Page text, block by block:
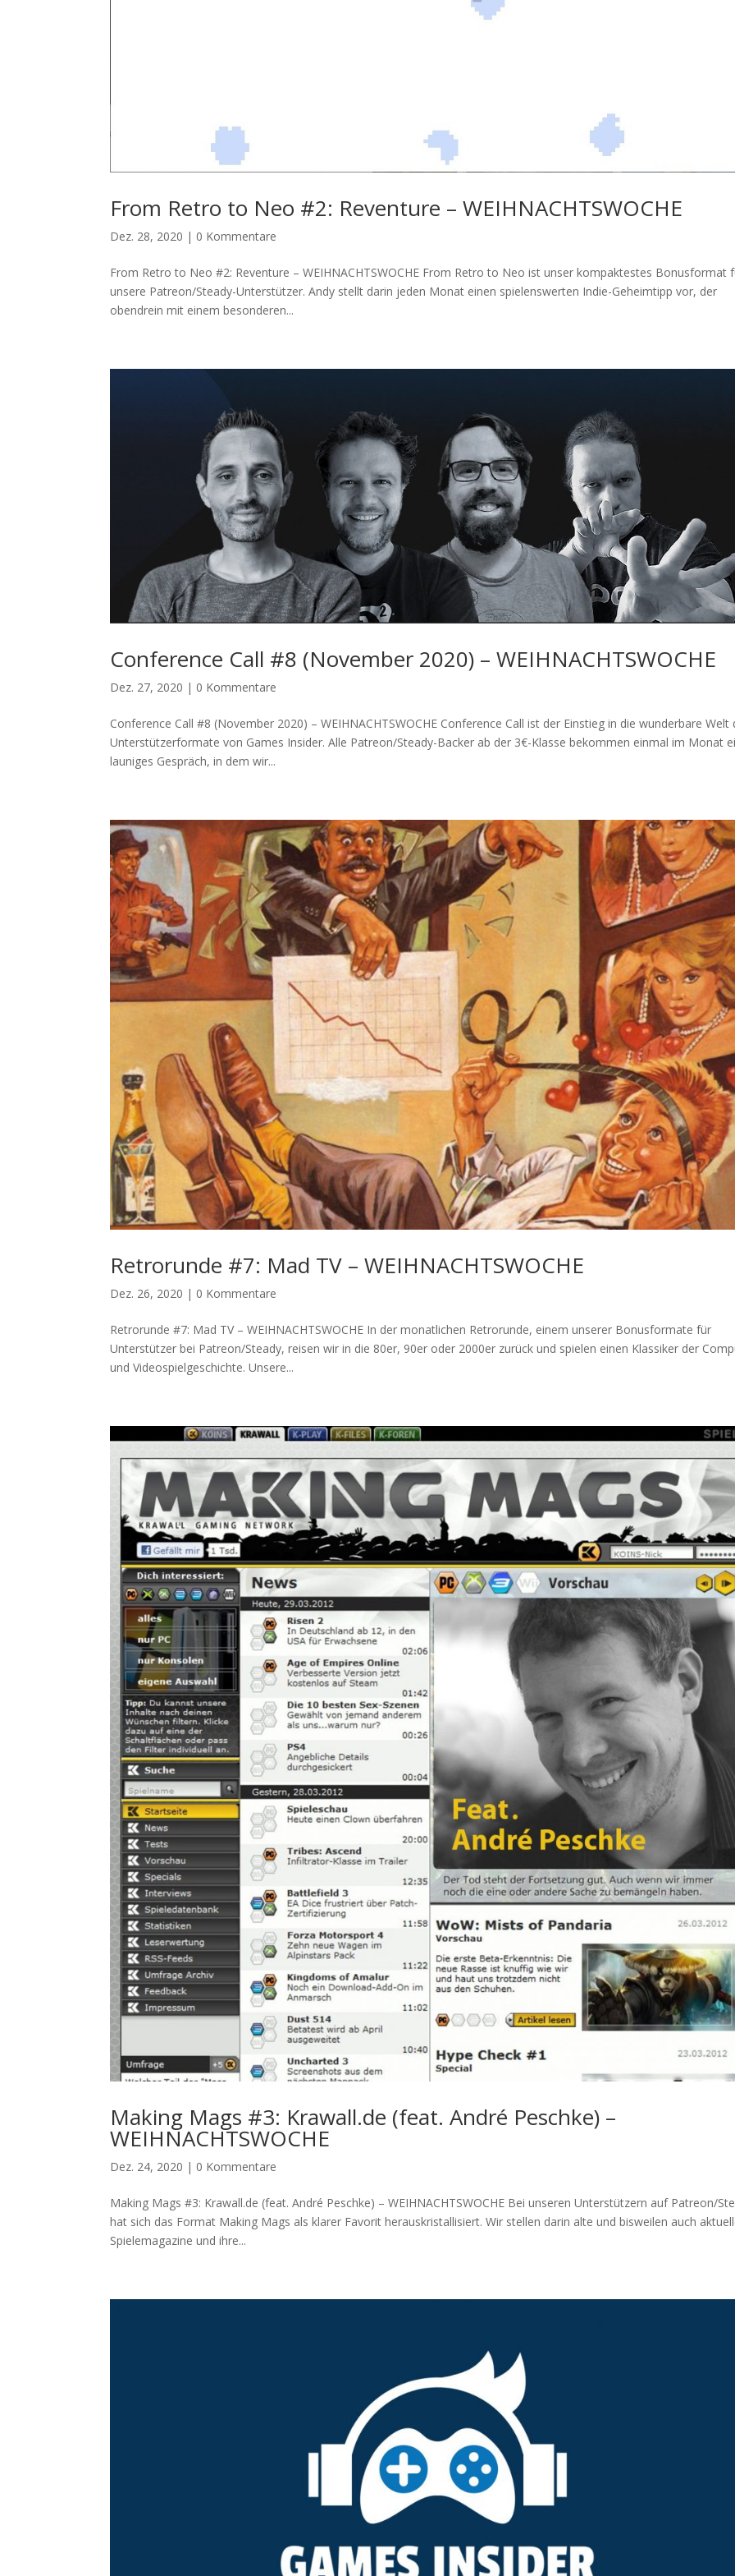
From Retro to Neo #2: Reventure – WEIHNACHTSWOCHE
Dez. 28, 2020 | 0 Kommentare
From Retro to Neo #2: Reventure – WEIHNACHTSWOCHE From Retro to Neo ist unser kompaktestes Bonusformat
unsere Patreon/Steady-Unterstützer. Andy stellt darin jeden Monat einen spielenswerten Indie-Geheimtipp vor, der
obendrein mit einem besonderen...
Conference Call #8 (November 2020) – WEIHNACHTSWOCHE
Dez. 27, 2020 | 0 Kommentare
Conference Call #8 (November 2020) – WEIHNACHTSWOCHE Conference Call ist der Einstieg in die wunderbare Welt
Unterstützerformate von Games Insider. Alle Patreon/Steady-Backer ab der 3€-Klasse bekommen einmal im Monat
launiges Gespräch, in dem wir...
Retrorunde #7: Mad TV – WEIHNACHTSWOCHE
Dez. 26, 2020 | 0 Kommentare
Retrorunde #7: Mad TV – WEIHNACHTSWOCHE In der monatlichen Retrorunde, einem unserer Bonusformate für
Unterstützer bei Patreon/Steady, reisen wir in die 80er, 90er oder 2000er zurück und spielen einen Klassiker der
und Videospielgeschichte. Unsere...
Making Mags #3: Krawall.de (feat. André Peschke) –
WEIHNACHTSWOCHE
Dez. 24, 2020 | 0 Kommentare
Making Mags #3: Krawall.de (feat. André Peschke) – WEIHNACHTSWOCHE Bei unseren Unterstützern auf Patreon/
hat sich das Format Making Mags als klarer Favorit herauskristallisiert. Wir stellen darin alte und bisweilen auch
Spielemagazine und ihre...